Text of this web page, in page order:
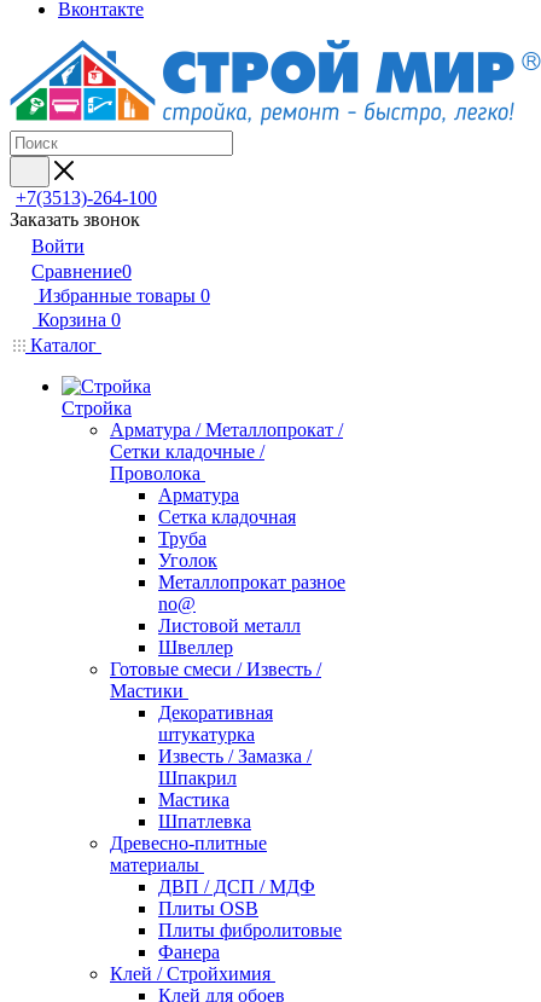
Вконтакте
+7(3513)-264-100
Заказать звонок
Войти
Сравнение0
Избранные товары 0
Корзина 0
Каталог
Стройка
Арматура / Металлопрокат /
Сетки кладочные /
Проволока
Арматура
Сетка кладочная
Труба
Уголок
Металлопрокат разное
no@
Листовой металл
Швеллер
Готовые смеси / Известь /
Мастики
Декоративная
штукатурка
Известь / Замазка /
Шпакрил
Мастика
Шпатлевка
Древесно-плитные
материалы
ДВП / ДСП / МДФ
Плиты OSB
Плиты фибролитовые
Фанера
Клей / Стройхимия
Клей для обоев